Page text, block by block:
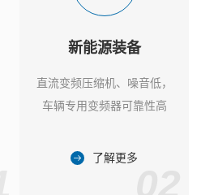
新能源装备
直流变频压缩机、噪音低，
车辆专用变频器可靠性高
了解更多